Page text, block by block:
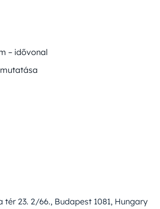
– idővonal
23. 2/66., Budapest 1081, Hungary